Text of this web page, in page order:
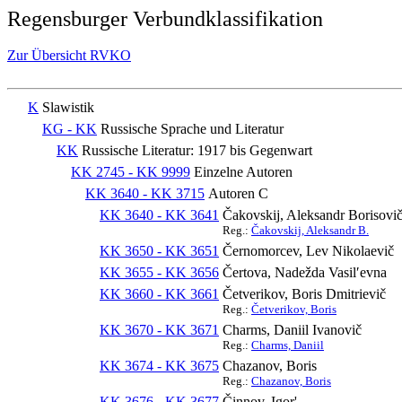
Regensburger Verbundklassifikation
Zur Übersicht RVKO
K Slawistik
KG - KK Russische Sprache und Literatur
KK Russische Literatur: 1917 bis Gegenwart
KK 2745 - KK 9999 Einzelne Autoren
KK 3640 - KK 3715 Autoren C
KK 3640 - KK 3641 Čakovskij, Aleksandr Borisovič
Reg.: Čakovskij, Aleksandr B.
KK 3650 - KK 3651 Černomorcev, Lev Nikolaevič
KK 3655 - KK 3656 Čertova, Nadežda Vasilʹevna
KK 3660 - KK 3661 Četverikov, Boris Dmitrievič
Reg.: Četverikov, Boris
KK 3670 - KK 3671 Charms, Daniil Ivanovič
Reg.: Charms, Daniil
KK 3674 - KK 3675 Chazanov, Boris
Reg.: Chazanov, Boris